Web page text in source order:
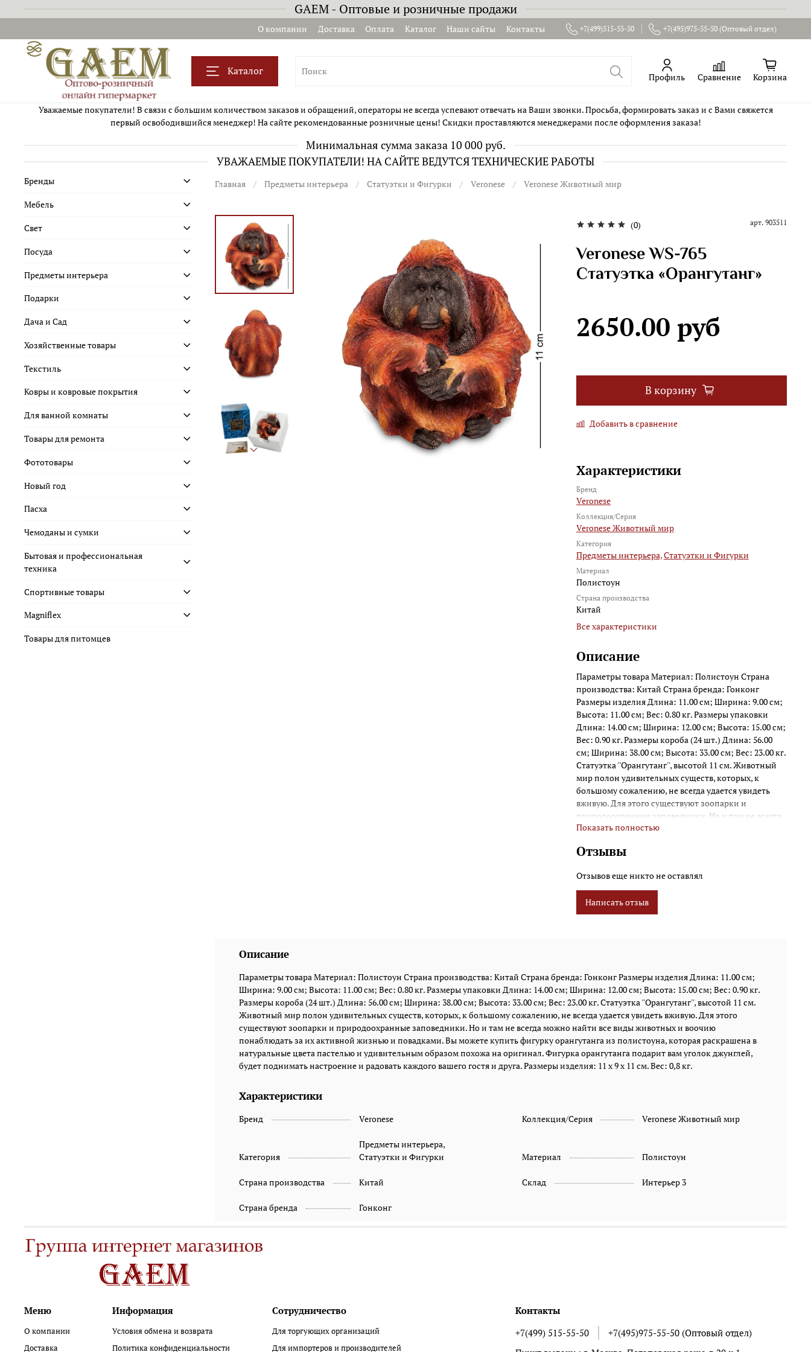
GAEM - Оптовые и розничные продажи
О компании Доставка Оплата Каталог Наши сайты Контакты +7(499)515-55-50 +7(495)975-55-50 (Оптовый отдел)
Каталог Профиль Сравнение Корзина
Уважаемые покупатели! В связи с большим количеством заказов и обращений, операторы не всегда успевают отвечать на Ваши звонки. Просьба, формировать заказ и с Вами свяжется
первый освободившийся менеджер! На сайте рекомендованные розничные цены! Скидки проставляются менеджерами после оформления заказа!
Минимальная сумма заказа 10 000 руб.
УВАЖАЕМЫЕ ПОКУПАТЕЛИ! НА САЙТЕ ВЕДУТСЯ ТЕХНИЧЕСКИЕ РАБОТЫ
Главная Предметы интерьера Статуэтки и Фигурки Veronese Veronese Животный мир
(0) арт. 903511
Veronese WS-765
Статуэтка «Орангутанг»
2650.00 руб
В корзину
Добавить в сравнение
Характеристики
Бренд
Veronese
Коллекция/Серия
Veronese Животный мир
Категория
Предметы интерьера,Статуэтки и Фигурки
Материал
Полистоун
Страна производства
Китай
Все характеристики
Описание
Параметры товара Материал: Полистоун Страна
производства: Китай Страна бренда: Гонконг
Размеры изделия Длина: 11.00 см; Ширина: 9.00 см;
Высота: 11.00 см; Вес: 0.80 кг. Размеры упаковки
Длина: 14.00 см; Ширина: 12.00 см; Высота: 15.00 см;
Вес: 0.90 кг. Размеры короба (24 шт.) Длина: 56.00
см; Ширина: 38.00 см; Высота: 33.00 см; Вес: 23.00 кг.
Статуэтка ''Орангутанг'', высотой 11 см. Животный
мир полон удивительных существ, которых, к
большому сожалению, не всегда удается увидеть
вживую. Для этого существуют зоопарки и
природоохранные заповедники. Но и там не всегда
можно найти все виды животных и воочию
Вы можете купить фигурку орангутанга из
цвета пастелью и удивительным образом похожа на
оригинал. Фигурка орангутанга подарит вам уголок
джунглей, будет поднимать настроение и радовать
каждого вашего гостя и друга. Размеры изделия: 11 x
Показать полностью
Отзывы
Отзывов еще никто не оставлял
Написать отзыв
Описание
Параметры товара Материал: Полистоун Страна производства: Китай Страна бренда: Гонконг Размеры изделия Длина: 11.00 см;
Ширина: 9.00 см; Высота: 11.00 см; Вес: 0.80 кг. Размеры упаковки Длина: 14.00 см; Ширина: 12.00 см; Высота: 15.00 см; Вес: 0.90 кг.
Размеры короба (24 шт.) Длина: 56.00 см; Ширина: 38.00 см; Высота: 33.00 см; Вес: 23.00 кг. Статуэтка ''Орангутанг'', высотой 11 см.
Животный мир полон удивительных существ, которых, к большому сожалению, не всегда удается увидеть вживую. Для этого
существуют зоопарки и природоохранные заповедники. Но и там не всегда можно найти все виды животных и воочию
понаблюдать за их активной жизнью и повадками. Вы можете купить фигурку орангутанга из полистоуна, которая раскрашена в
натуральные цвета пастелью и удивительным образом похожа на оригинал. Фигурка орангутанга подарит вам уголок джунглей,
будет поднимать настроение и радовать каждого вашего гостя и друга. Размеры изделия: 11 x 9 x 11 см. Вес: 0,8 кг.
Характеристики
Бренд Veronese Коллекция/Серия Veronese Животный мир
Категория
Предметы интерьера,
Статуэтки и Фигурки
Материал Полистоун
Страна производства Китай Склад Интерьер 3
Страна бренда Гонконг
Бренды
Мебель
Свет
Посуда
Предметы интерьера
Подарки
Дача и Сад
Хозяйственные товары
Текстиль
Ковры и ковровые покрытия
Для ванной комнаты
Товары для ремонта
Фототовары
Новый год
Пасха
Чемоданы и сумки
Бытовая и профессиональная
техника
Спортивные товары
Magniflex
Товары для питомцев
Меню
О компании
Доставка
Информация
Условия обмена и возврата
Политика конфиденциальности
Сотрудничество
Для торгующих организаций
Для импортеров и производителей
Контакты
+7(499) 515-55-50
+7(495)975-55-50 (Оптовый отдел)